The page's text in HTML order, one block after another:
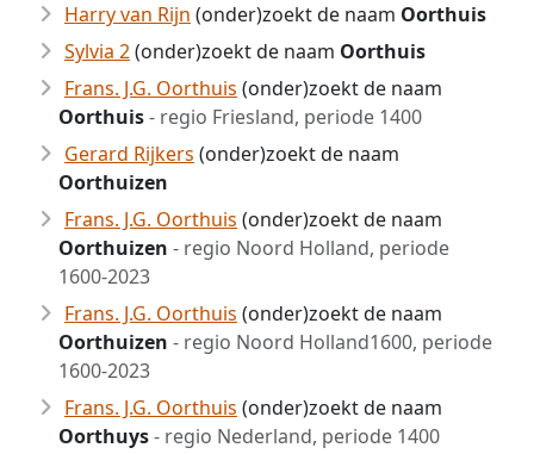
Harry van Rijn (onder)zoekt de naam Oorthuis
Sylvia 2(onder)zoekt de naam Oorthuis
Frans. J.G. Oorthuis (onder)zoekt de naam
Oorthuis- regio Friesland, periode 1400
Gerard Rijkers (onder)zoekt de naam
Oorthuizen
Frans. J.G. Oorthuis (onder)zoekt de naam
Oorthuizen - regio Noord Holland, periode
1600-2023
Frans. J.G. Oorthuis (onder)zoekt de naam
Oorthuizen - regio Noord Holland1600, periode
1600-2023
Frans. J.G. Oorthuis (onder)zoekt de naam
Oorthuys- regio Nederland, periode 1400